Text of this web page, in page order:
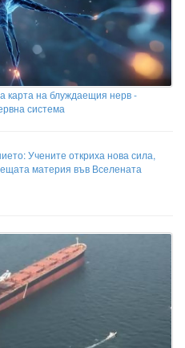
карта на блуждаещия нерв -
система
Учените откриха нова сила,
материя във Вселената